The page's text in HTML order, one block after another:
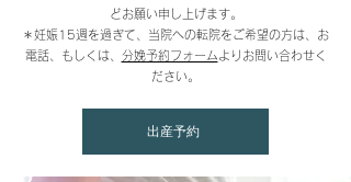
どお願い申し上げます。
＊妊娠15週を過ぎて、当院への転院をご希望の方は、お
電話、もしくは、 分娩予約フォームよりお問い合わせく
ださい。
出産予約